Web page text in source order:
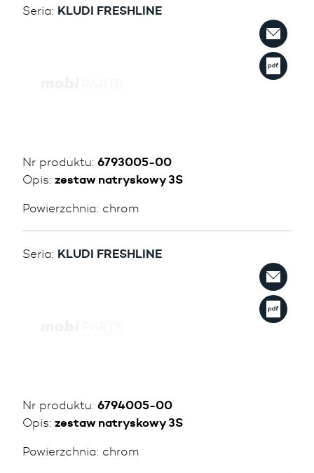
Seria: KLUDI FRESHLINE
Nr produktu: 6793005-00
Opis: zestaw natryskowy 3S
Powierzchnia: chrom
Seria: KLUDI FRESHLINE
Nr produktu: 6794005-00
Opis: zestaw natryskowy 3S
Powierzchnia: chrom